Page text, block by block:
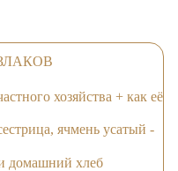
хозяйства + как её
ячмень усатый -
домашний хлеб